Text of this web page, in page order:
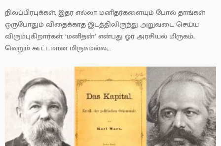
நிலப்பிரபுக்கள், இதர எல்லா மனிதர்களையும் போல் தாங்கள்
ஒருபோதும் விதைக்காத இடத்திலிருந்து அறுவடை செய்ய
விரும்புகிறார்கள். ‘மனிதன்’ என்பது ஓர் அரசியல் மிருகம்,
வெறும் கூட்டமான மிருகமல்ல;...